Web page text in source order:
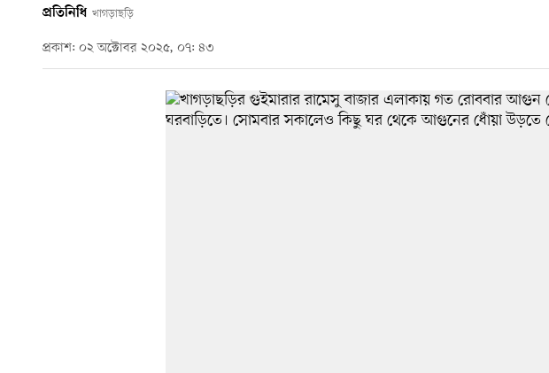
প্রতিনিধি খাগড়াছড়ি
প্রকাশ: ০২ অক্টোবর ২০২৫, ০৭: ৪৩